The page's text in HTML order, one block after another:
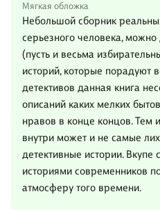
Мягкая обложка
Небольшой сборник
серьезного человека,
(пусть и весьма
историй, которые порадуют
детективов данная книга
описаний каких мелких
нравов в конце концов. Тем
внутри может и не самые
детективные истории.
историями современников
атмосферу того времени.